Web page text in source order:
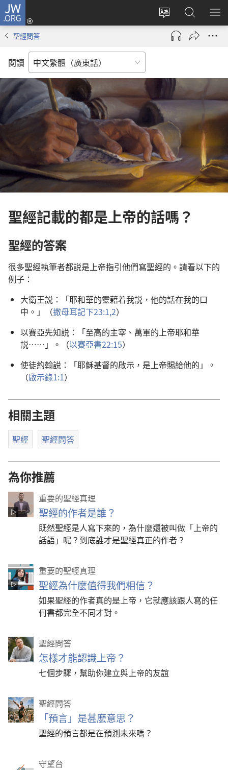
JW.ORG
更
改
網
言
登
錄
（開
窗）
搜
尋
JW.ORG
顯
聖經問答
閲讀
聖經記載的都是上帝的話嗎？
聖經的答案
很多聖經執筆者都説是上帝指引他們寫聖經的。請看以下的
例子：
大衛王説：「耶和華的靈藉着我説，他的話在我的口
中。」（撒母耳記下23:1,2）
以賽亞先知説：「至高的主宰、萬軍的上帝耶和華
説……」。（以賽亞書22:15）
使徒約翰説：「耶穌基督的啟示，是上帝賜給他的」。
（啟示錄1:1）
相關主題
聖經 聖經問答
為你推薦
重要的聖經真理
聖經的作者是誰？
既然聖經是人寫下來的，為什麼還被叫做「上帝的
話語」呢？到底誰才是聖經真正的作者？
重要的聖經真理
聖經為什麼值得我們相信？
如果聖經的作者真的是上帝，它就應該跟人寫的任
何書都完全不同才對。
聖經問答
怎樣才能認識上帝？
七個步驟，幫助你建立與上帝的友誼
聖經問答
「預言」是甚麽意思？
聖經的預言都是在預測未來嗎？
守望台